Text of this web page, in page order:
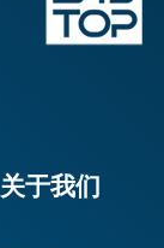
关于我们